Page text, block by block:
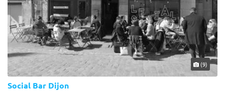
(9)
Social Bar Dijon